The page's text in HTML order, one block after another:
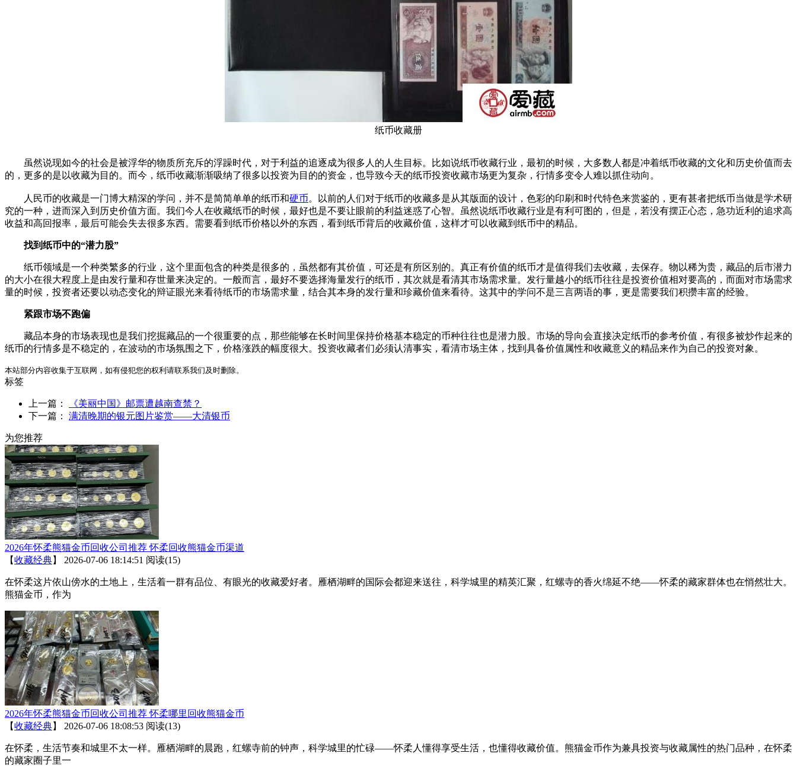
纸币收藏册
虽然说现如今的社会是被浮华的物质所充斥的浮躁时代，对于利益的追逐成为很多人的人生目标。比如说纸币收藏行业，最初的时候，大多数人都是冲着纸币收藏的文化和历史价值而去
的，更多的是以收藏为目的。而今，纸币收藏渐渐吸纳了很多以投资为目的的资金，也导致今天的纸币投资收藏市场更为复杂，行情多变令人难以抓住动向。
人民币的收藏是一门博大精深的学问，并不是简简单单的纸币和硬币。以前的人们对于纸币的收藏多是从其版面的设计，色彩的印刷和时代特色来赏鉴的，更有甚者把纸币当做是学术研
究的一种，进而深入到历史价值方面。我们今人在收藏纸币的时候，最好也是不要让眼前的利益迷惑了心智。虽然说纸币收藏行业是有利可图的，但是，若没有摆正心态，急功近利的追求高
收益和高回报率，最后可能会失去很多东西。需要看到纸币价格以外的东西，看到纸币背后的收藏价值，这样才可以收藏到纸币中的精品。
找到纸币中的“潜力股”
纸币领域是一个种类繁多的行业，这个里面包含的种类是很多的，虽然都有其价值，可还是有所区别的。真正有价值的纸币才是值得我们去收藏，去保存。物以稀为贵，藏品的后市潜力
的大小在很大程度上是由发行量和存世量来决定的。一般而言，最好不要选择海量发行的纸币，其次就是看清其市场需求量。发行量越小的纸币往往是投资价值相对要高的，而面对市场需求
量的时候，投资者还要以动态变化的辩证眼光来看待纸币的市场需求量，结合其本身的发行量和珍藏价值来看待。这其中的学问不是三言两语的事，更是需要我们积攒丰富的经验。
紧跟市场不跑偏
藏品本身的市场表现也是我们挖掘藏品的一个很重要的点，那些能够在长时间里保持价格基本稳定的币种往往也是潜力股。市场的导向会直接决定纸币的参考价值，有很多被炒作起来的
纸币的行情多是不稳定的，在波动的市场氛围之下，价格涨跌的幅度很大。投资收藏者们必须认清事实，看清市场主体，找到具备价值属性和收藏意义的精品来作为自己的投资对象。
本站部分内容收集于互联网，如有侵犯您的权利请联系我们及时删除。
标签
上一篇：
《美丽中国》邮票遭越南查禁？
下一篇： 满清晚期的银元图片鉴赏——大清银币
为您推荐
2026年怀柔熊猫金币回收公司推荐 怀柔回收熊猫金币渠道
【收藏经典】 2026-07-06 18:14:51 阅读(15)
在怀柔这片依山傍水的土地上，生活着一群有品位、有眼光的收藏爱好者。雁栖湖畔的国际会都迎来送往，科学城里的精英汇聚，红螺寺的香火绵延不绝——怀柔的藏家群体也在悄然壮大。
熊猫金币，作为
2026年怀柔熊猫金币回收公司推荐 怀柔哪里回收熊猫金币
【收藏经典】 2026-07-06 18:08:53 阅读(13)
在怀柔，生活节奏和城里不太一样。雁栖湖畔的晨跑，红螺寺前的钟声，科学城里的忙碌——怀柔人懂得享受生活，也懂得收藏价值。熊猫金币作为兼具投资与收藏属性的热门品种，在怀柔
的藏家圈子里一